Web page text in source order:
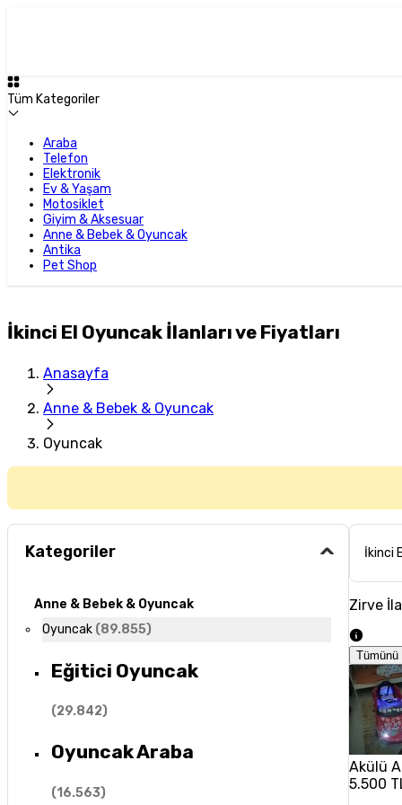
Tüm Kategoriler
Araba
Telefon
Elektronik
Ev & Yaşam
Motosiklet
Giyim & Aksesuar
Anne & Bebek & Oyuncak
Antika
Pet Shop
İkinci El Oyuncak İlanları ve Fiyatları
Anasayfa
Anne & Bebek & Oyuncak
Oyuncak
Kategoriler
Anne & Bebek & Oyuncak
Oyuncak (89.855)
Eğitici Oyuncak
(29.842)
Oyuncak Araba
(16.563)
İkinci
Zirve
Tümünü
Akülü
5.500